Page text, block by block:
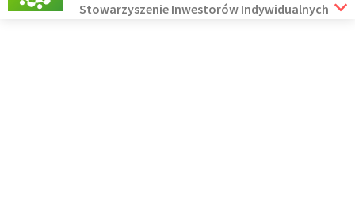
Stowarzyszenie Inwestorów Indywidualnych